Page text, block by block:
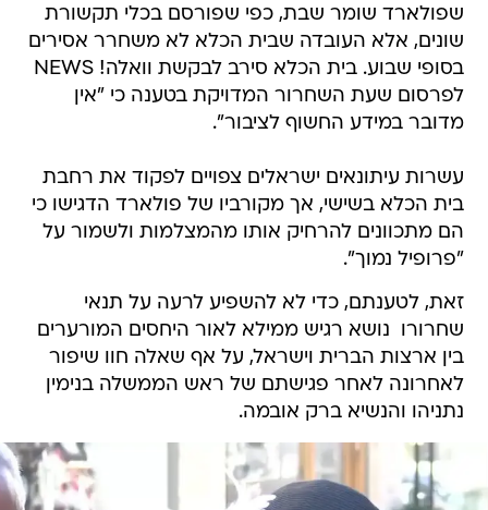
שפולארד שומר שבת, כפי שפורסם בכלי תקשורת
שונים, אלא העובדה שבית הכלא לא משחרר אסירים
בסופי שבוע. בית הכלא סירב לבקשת וואלה! NEWS
לפרסום שעת השחרור המדויקת בטענה כי "אין
מדובר במידע החשוף לציבור".
עשרות עיתונאים ישראלים צפויים לפקוד את רחבת
בית הכלא בשישי, אך מקורביו של פולארד הדגישו כי
הם מתכוונים להרחיק אותו מהמצלמות ולשמור על
"פרופיל נמוך".
זאת, לטענתם, כדי לא להשפיע לרעה על תנאי
שחרורו  נושא רגיש ממילא לאור היחסים המורערים
בין ארצות הברית וישראל, על אף שאלה חוו שיפור
לאחרונה לאחר פגישתם של ראש הממשלה בנימין
נתניהו והנשיא ברק אובמה.